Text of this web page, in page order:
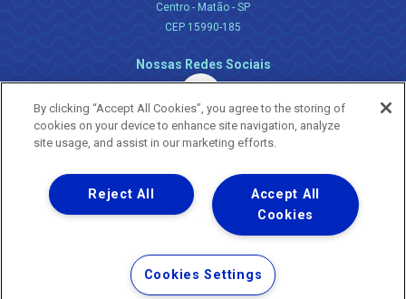
Centro - Matão - SP
CEP 15990-185
Nossas Redes Sociais
Uma empresa
Copyright ® 2026 - Todos os Direitos Reservados.
Nossa natureza movimenta a vida
Termos Gerais de Uso de Sites e Aplicativos
Política de Privacidade e Proteção de Dados
By clicking “Accept All Cookies”, you agree to the storing of
cookies on your device to enhance site navigation, analyze
site usage, and assist in our marketing efforts.
Accept All
Cookies
Reject All
Cookies Settings